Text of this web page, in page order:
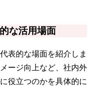
な活用場面
表的な場面を紹介しま
ージ向上など、社内外
役立つのかを具体的に